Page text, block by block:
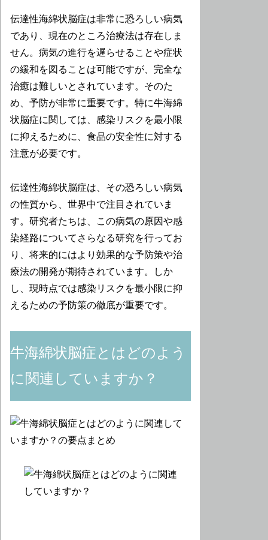
伝達性海綿状脳症は非常に恐ろしい病気
であり、現在のところ治療法は存在しま
せん。病気の進行を遅らせることや症状
の緩和を図ることは可能ですが、完全な
治癒は難しいとされています。そのた
め、予防が非常に重要です。特に牛海綿
状脳症に関しては、感染リスクを最小限
に抑えるために、食品の安全性に対する
注意が必要です。
伝達性海綿状脳症は、その恐ろしい病気
の性質から、世界中で注目されていま
す。研究者たちは、この病気の原因や感
染経路についてさらなる研究を行ってお
り、将来的にはより効果的な予防策や治
療法の開発が期待されています。しか
し、現時点では感染リスクを最小限に抑
えるための予防策の徹底が重要です。
牛海綿状脳症とはどのよう
に関連していますか？